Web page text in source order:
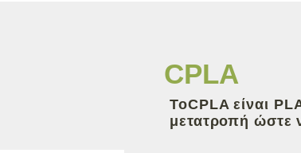
CPLA
ΤοCPLA είναι
μετατροπή ώστε